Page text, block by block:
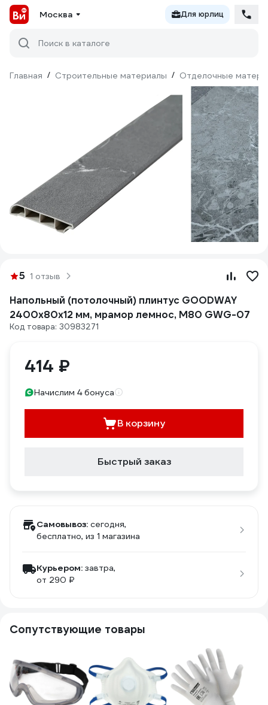
Москва Для юрлиц
Поиск в каталоге
Главная / Строительные материалы / Отделочные
5 1 отзыв
Напольный (потолочный) плинтус GOODWAY
2400x80x12 мм, мрамор лемнос, M80 GWG-07
Код товара: 30983271
414 ₽
Начислим 4 бонуса
В корзину
Быстрый заказ
Самовывоз: сегодня,
бесплатно, из 1 магазина
Курьером: завтра,
от 290 ₽
Сопутствующие товары